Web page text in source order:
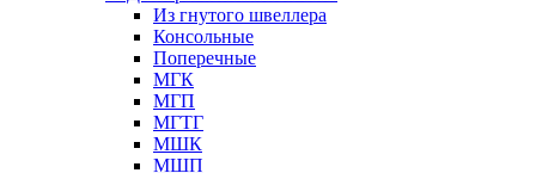
Из гнутого швеллера
Консольные
Поперечные
МГК
МГП
МГТГ
МШК
МШП